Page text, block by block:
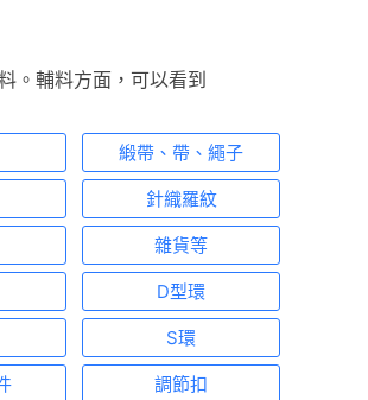
。輔料方面，可以看到
緞帶、帶、繩子
針織羅紋
雜貨等
D型環
S環
調節扣